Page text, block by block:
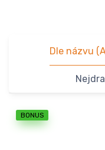
Dle názvu
BONUS